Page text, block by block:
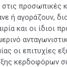
προσωπικές
ή αγοράζουν,
και οι ίδιοι
οι επιτυχίες
κερδοφόρων